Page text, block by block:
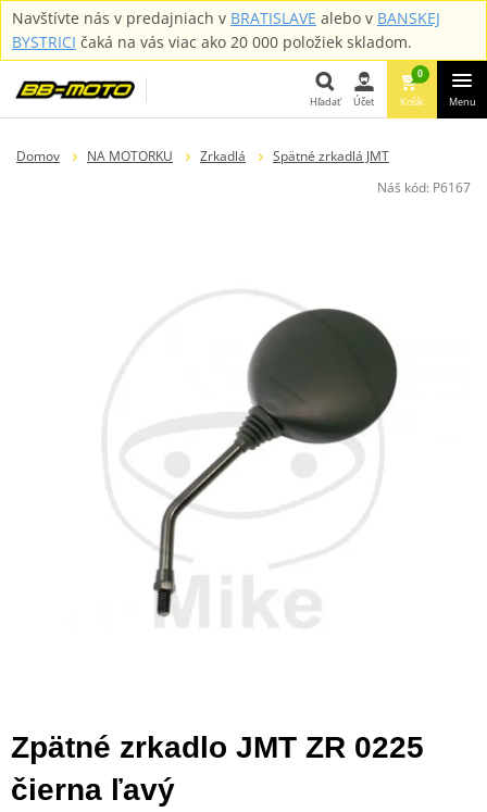
Navštívte nás v predajniach v BRATISLAVE alebo v BANSKEJ
BYSTRICI čaká na vás viac ako 20 000 položiek skladom.
Hľadať Účet
0
Košík Menu
Domov NA MOTORKU Zrkadlá
Spätné zrkadlá JMT
Náš kód: P6167
Zpätné zrkadlo JMT ZR 0225
čierna ľavý